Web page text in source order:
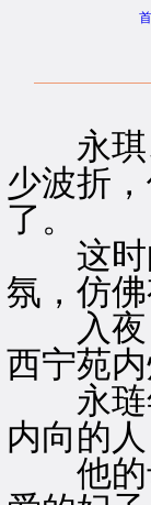
永琪、
少波折
了。
这时的
氛，仿
入夜，
西宁苑
永琏年
内向的
他的母